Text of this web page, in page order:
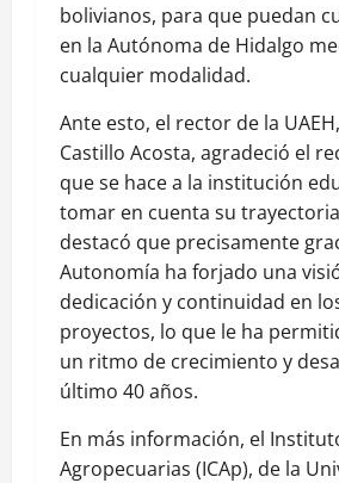
bolivianos, para que puedan
en la Autónoma de Hidalgo
cualquier modalidad.
Ante esto, el rector de la
Castillo Acosta, agradeció el
que se hace a la institución
tomar en cuenta su
destacó que precisamente
Autonomía ha forjado una
dedicación y continuidad en
proyectos, lo que le ha
un ritmo de crecimiento y
último 40 años.
En más información, el
Agropecuarias (ICAp), de la